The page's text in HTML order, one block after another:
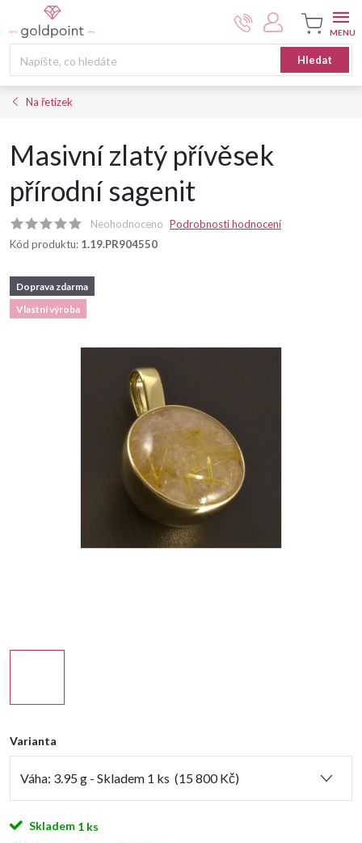
na
Hledat
Nákupní
košík
Na řetízek
Masivní zlatý přívěsek
přírodní sagenit
Neohodnoceno Podrobnosti hodnocení
Kód produktu: 1.19.PR904550
Doprava zdarma
Vlastní výroba
Varianta
Skladem 1 ks